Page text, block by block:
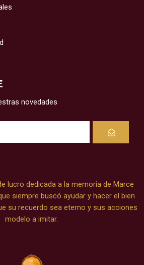
novedades
Submit
lucro dedicada a la memoria de Marce
siempre buscó ayudar y hacer el bien
su recuerdo sea eterno y sus acciones
modelo a imitar.